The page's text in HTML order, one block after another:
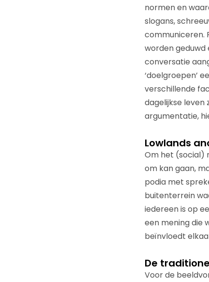
normen en
slogans,
communiceren.
worden
conversatie
‘doelgroepen’
verschillende
dagelijkse leven
argumentatie,
Lowlands
Om het (social)
om kan gaan,
podia met
buitenterrein
iedereen is op
een mening die
beïnvloedt
De
Voor de